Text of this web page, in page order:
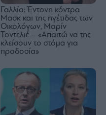
Γαλλία: Έντονη κόντρα
Μασκ και της ηγέτιδας των
Οικολόγων, Μαρίν
Τοντελιέ – «Απαιτώ να της
κλείσουν το στόμα για
προδοσία»